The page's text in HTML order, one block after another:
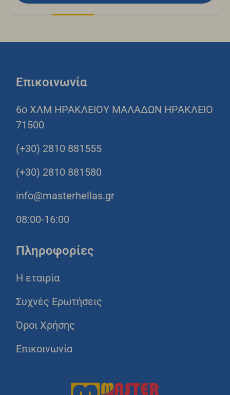
Επικοινωνία
6o ΧΛΜ ΗΡΑΚΛΕΙΟΥ ΜΑΛΑΔΩΝ ΗΡΑΚΛΕΙΟ
71500
(+30) 2810 881555
(+30) 2810 881580
info@masterhellas.gr
08:00-16:00
Πληροφορίες
Η εταιρία
Συχνές Ερωτήσεις
Όροι Χρήσης
Επικοινωνία